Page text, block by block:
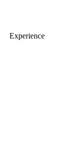
Experience